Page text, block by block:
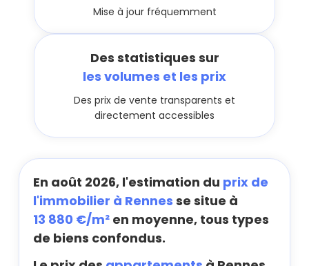
Mise à jour fréquemment
Des statistiques sur
les volumes et les prix
Des prix de vente transparents et
directement accessibles
En août 2026, l'estimation du prix de
l'immobilier à Rennes se situe à
13 880 €/m² en moyenne, tous types
de biens confondus.